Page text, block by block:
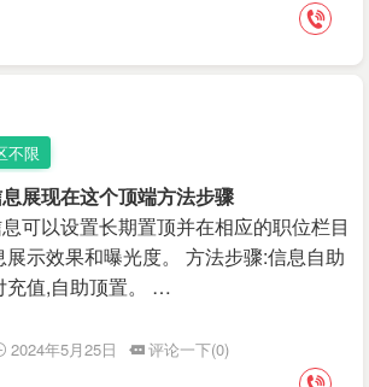
不限
展现在这个顶端方法步骤
可以设置长期置顶并在相应的职位栏目
示效果和曝光度。 方法步骤:信息自助
充值,自助顶置。 …
2024年5月25日
评论一下(0)